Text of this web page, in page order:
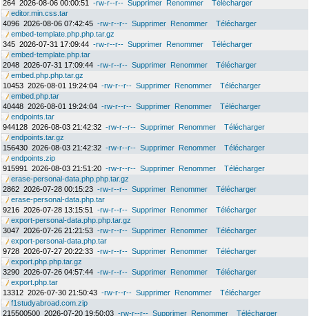
264 2026-08-06 00:00:51 -rw-r--r-- Supprimer Renommer
Télécharger
editor.min.css.tar
4096 2026-08-06 07:42:45 -rw-r--r-- Supprimer Renommer
Télécharger
embed-template.php.php.tar.gz
345 2026-07-31 17:09:44 -rw-r--r-- Supprimer Renommer
Télécharger
embed-template.php.tar
2048 2026-07-31 17:09:44 -rw-r--r-- Supprimer Renommer
Télécharger
embed.php.php.tar.gz
10453 2026-08-01 19:24:04 -rw-r--r-- Supprimer Renommer
Télécharger
embed.php.tar
40448 2026-08-01 19:24:04 -rw-r--r-- Supprimer Renommer
Télécharger
endpoints.tar
944128 2026-08-03 21:42:32 -rw-r--r-- Supprimer Renommer
Télécharger
endpoints.tar.gz
156430 2026-08-03 21:42:32 -rw-r--r-- Supprimer Renommer
Télécharger
endpoints.zip
915991
2026-08-03 21:51:20 -rw-r--r-- Supprimer Renommer
Télécharger
erase-personal-data.php.php.tar.gz
2862 2026-07-28 00:15:23 -rw-r--r-- Supprimer Renommer
Télécharger
erase-personal-data.php.tar
9216 2026-07-28 13:15:51 -rw-r--r-- Supprimer Renommer
Télécharger
export-personal-data.php.php.tar.gz
3047 2026-07-26 21:21:53 -rw-r--r-- Supprimer Renommer
Télécharger
export-personal-data.php.tar
9728 2026-07-27 20:22:33 -rw-r--r-- Supprimer Renommer
Télécharger
export.php.php.tar.gz
3290 2026-07-26 04:57:44 -rw-r--r-- Supprimer Renommer
Télécharger
export.php.tar
13312 2026-07-30 21:50:43 -rw-r--r-- Supprimer Renommer
Télécharger
f1studyabroad.com.zip
215500500 2026-07-20 19:50:03 -rw-r--r-- Supprimer Renommer Télécharger